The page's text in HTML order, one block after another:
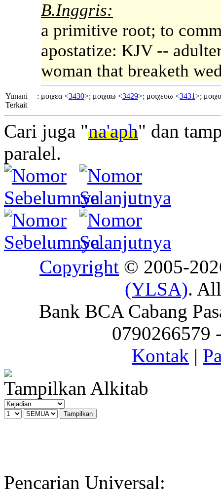
B.Inggris:
a primitive root; to
apostatize: KJV --
woman that breaketh
Yunani
Terkait
: μοιχεα <3430>; μοιχαω <3429>; μοιχευω <3431>;
Cari juga "na'aph" dan
paralel.
Copyright © 2005-
(YLSA).
Bank BCA Cabang
0790266579
Kontak |
Tampilkan Alkitab
Pencarian Universal: